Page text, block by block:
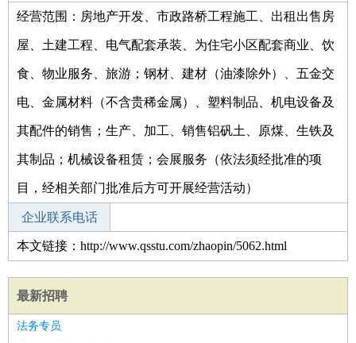
经营范围：房地产开发、市政路桥工程施工、出租出售房
屋、土建工程、电气配套承装、为住宅小区配套商业、饮
食、物业服务、旅游；钢材、建材（油漆除外）、五金交
电、金属材料（不含贵稀金属）、塑料制品、机电设备及
其配件的销售；生产、加工、销售铝矾土、原煤、生铁及
其制品；机械设备租赁；会展服务（依法须经批准的项
目，经相关部门批准后方可开展经营活动）
企业联系电话
本文链接：http://www.qsstu.com/zhaopin/5062.html
最新招聘
法务专员